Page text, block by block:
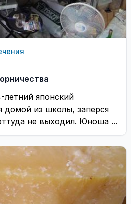
летний японский
домой из школы, заперся
не выходил. Юноша ...